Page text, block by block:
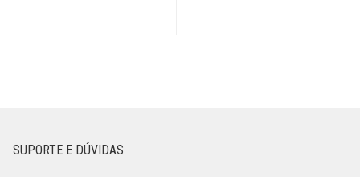
SUPORTE E DÚVIDAS